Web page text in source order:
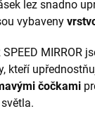
lez snadno
vybaveny
MIRROR
kteří
čočkami